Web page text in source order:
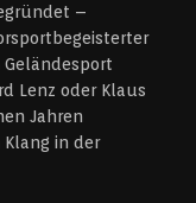
–
Lenz oder Klaus
Jahren
in der